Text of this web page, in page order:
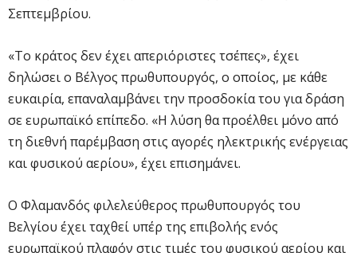
Σεπτεμβρίου.
«Το κράτος δεν έχει απεριόριστες τσέπες», έχει
δηλώσει ο Βέλγος πρωθυπουργός, ο οποίος, με κάθε
ευκαιρία, επαναλαμβάνει την προσδοκία του για δράση
σε ευρωπαϊκό επίπεδο. «Η λύση θα προέλθει μόνο από
τη διεθνή παρέμβαση στις αγορές ηλεκτρικής ενέργειας
και φυσικού αερίου», έχει επισημάνει.
Ο Φλαμανδός φιλελεύθερος πρωθυπουργός του
Βελγίου έχει ταχθεί υπέρ της επιβολής ενός
ευρωπαϊκού πλαφόν στις τιμές του φυσικού αερίου και